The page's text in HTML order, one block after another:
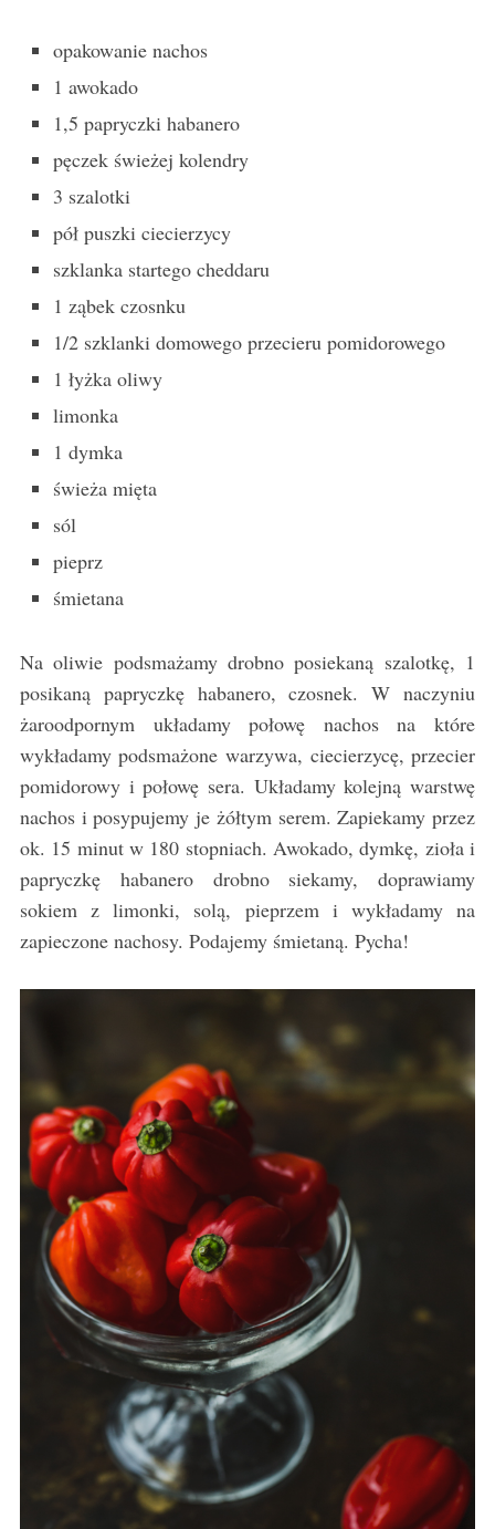
opakowanie nachos
1 awokado
1,5 papryczki habanero
pęczek świeżej kolendry
3 szalotki
pół puszki ciecierzycy
szklanka startego cheddaru
1 ząbek czosnku
1/2 szklanki domowego przecieru pomidorowego
1 łyżka oliwy
limonka
1 dymka
świeża mięta
sól
pieprz
śmietana
Na oliwie podsmażamy drobno posiekaną szalotkę, 1
posikaną papryczkę habanero, czosnek. W naczyniu
żaroodpornym układamy połowę nachos na które
wykładamy podsmażone warzywa, ciecierzycę, przecier
pomidorowy i połowę sera. Układamy kolejną warstwę
nachos i posypujemy je żółtym serem. Zapiekamy przez
ok. 15 minut w 180 stopniach. Awokado, dymkę, zioła i
papryczkę habanero drobno siekamy, doprawiamy
sokiem z limonki, solą, pieprzem i wykładamy na
zapieczone nachosy. Podajemy śmietaną. Pycha!